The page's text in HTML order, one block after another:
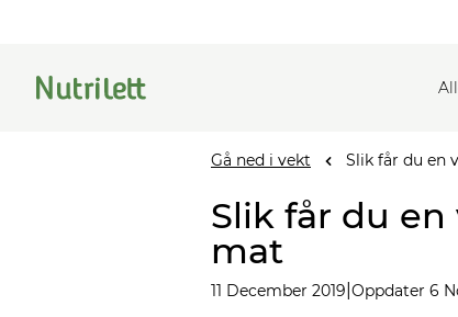
Gå ned i vekt Slik får du en
Slik får du
mat
11 December 2019 Oppdater 6